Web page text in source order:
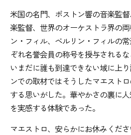
米国の名門、ボストン響の音楽監
楽監督、世界のオーケストラ界の
ン・フィル、ベルリン・フィルの
ぞれ名誉会員の称号を授与される
いまだに誰も到達できない域に上
ンでの取材ではそうしたマエスト
する思いがした。華やかさの裏に
を実感する体験であった。
マエストロ、安らかにお休みくださ